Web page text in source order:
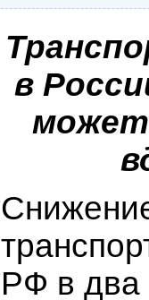
в
может
РФ в два